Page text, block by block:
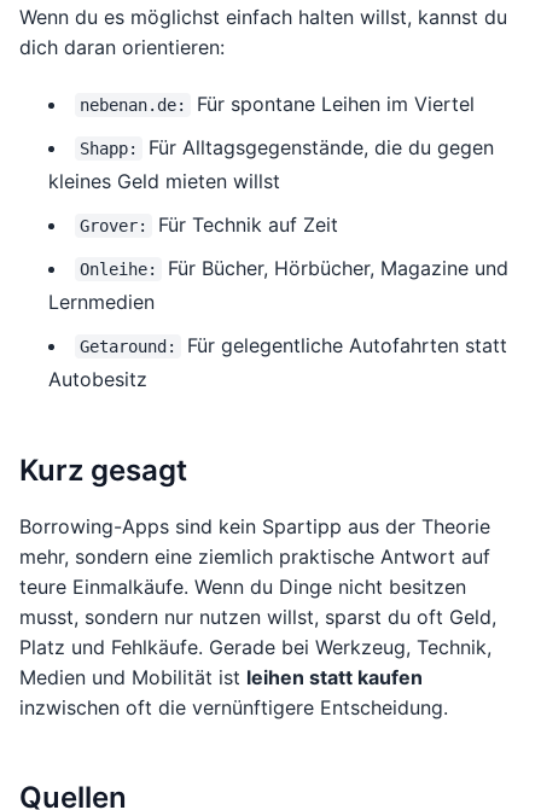
Wenn du es möglichst einfach halten willst, kannst du
dich daran orientieren:
nebenan.de: Für spontane Leihen im Viertel
Shapp:
Für Alltagsgegenstände, die du gegen
kleines Geld mieten willst
Grover: Für Technik auf Zeit
Onleihe:
Für Bücher, Hörbücher, Magazine und
Lernmedien
Getaround:
Für gelegentliche Autofahrten statt
Autobesitz
Kurz gesagt
Borrowing-Apps sind kein Spartipp aus der Theorie
mehr, sondern eine ziemlich praktische Antwort auf
teure Einmalkäufe. Wenn du Dinge nicht besitzen
musst, sondern nur nutzen willst, sparst du oft Geld,
Platz und Fehlkäufe. Gerade bei Werkzeug, Technik,
Medien und Mobilität ist leihen statt kaufen
inzwischen oft die vernünftigere Entscheidung.
Quellen